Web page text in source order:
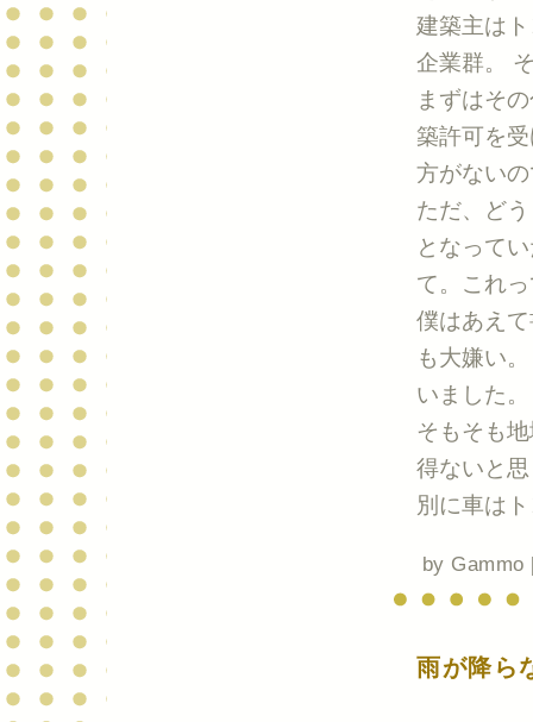
建築主は
企業群。
まずはそ
築許可を
方がない
ただ、ど
となって
て。これ
僕はあえ
も大嫌い
いました。
そもそも
得ないと
別に車は
by Gammo
雨が降ら